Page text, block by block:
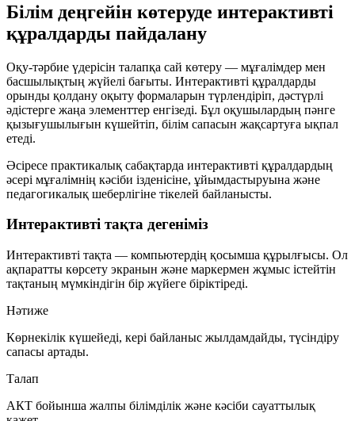
Білім деңгейін көтеруде интерактивті
құралдарды пайдалану
Оқу-тәрбие үдерісін талапқа сай көтеру — мұғалімдер мен
басшылықтың жүйелі бағыты. Интерактивті құралдарды
орынды қолдану оқыту формаларын түрлендіріп, дәстүрлі
әдістерге жаңа элементтер енгізеді. Бұл оқушылардың пәнге
қызығушылығын күшейтіп, білім сапасын жақсартуға ықпал
етеді.
Әсіресе практикалық сабақтарда интерактивті құралдардың
әсері мұғалімнің кәсіби ізденісіне, ұйымдастыруына және
педагогикалық шеберлігіне тікелей байланысты.
Интерактивті тақта дегеніміз
Интерактивті тақта — компьютердің қосымша құрылғысы. Ол
ақпаратты көрсету экранын және маркермен жұмыс істейтін
тақтаның мүмкіндігін бір жүйеге біріктіреді.
Нәтиже
Көрнекілік күшейеді, кері байланыс жылдамдайды, түсіндіру
сапасы артады.
Талап
АКТ бойынша жалпы білімділік және кәсіби сауаттылық